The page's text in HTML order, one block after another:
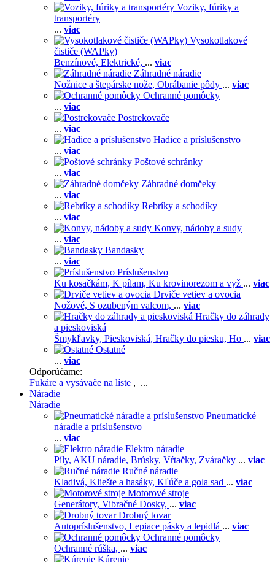
Voziky, fúriky a
transportéry
... viac
Vysokotlakové
čističe (WAPky)
Benzínové, Elektrické, ... viac
Záhradné náradie
Nožnice a štepárske nože, Obrábanie pôdy ... viac
Ochranné pomôcky
... viac
Postrekovače
... viac
Hadice a príslušenstvo
... viac
Poštové schránky
... viac
Záhradné domčeky
... viac
Rebríky a schodíky
... viac
Konvy, nádoby a sudy
... viac
Bandasky
... viac
Príslušenstvo
Ku kosačkám, K pílam, Ku krovinorezom a vyž ... viac
Drviče vetiev a ovocia
Nožové, S ozubeným valcom, ... viac
Hračky do záhrady
a pieskoviská
Šmykľavky, Pieskoviská, Hračky do piesku, Ho ... viac
Ostatné
... viac
Odporúčame:
Fukáre a vysávače na líste , ...
Náradie
Náradie
Pneumatické
náradie a príslušenstvo
... viac
Elektro náradie
Píly, AKU náradie, Brúsky, Vŕtačky, Zváračky ... viac
Ručné náradie
Kladivá, Kliešte a hasáky, Kľúče a gola sad ... viac
Motorové stroje
Generátory, Vibračné Dosky, ... viac
Drobný tovar
Autopríslušenstvo, Lepiace pásky a lepidlá ... viac
Ochranné pomôcky
Ochranné rúška, ... viac
Kúrenie